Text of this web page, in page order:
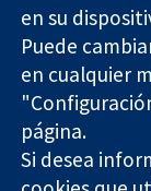
The Cochrane
company limited
England & Wales.
en su
Puede
en cualquier
página.
Si desea